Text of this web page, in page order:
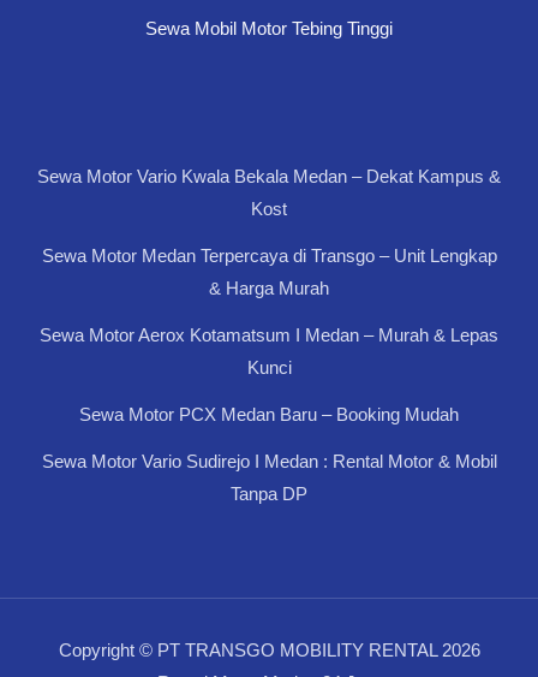
Sewa Mobil Motor Tebing Tinggi
Sewa Motor Vario Kwala Bekala Medan – Dekat Kampus &
Kost
Sewa Motor Medan Terpercaya di Transgo – Unit Lengkap
& Harga Murah
Sewa Motor Aerox Kotamatsum I Medan – Murah & Lepas
Kunci
Sewa Motor PCX Medan Baru – Booking Mudah
Sewa Motor Vario Sudirejo I Medan : Rental Motor & Mobil
Tanpa DP
Copyright © PT TRANSGO MOBILITY RENTAL 2026